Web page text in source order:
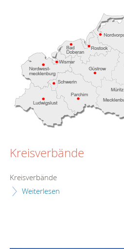
Kreisverbände
Kreisverbände
Weiterlesen